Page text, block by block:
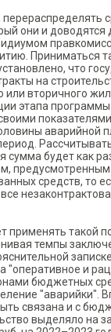
перераспределять
они и доводятся
Приниматься
что
на
или вторичного
этапа
аварийной
сумма будет как
предусмотренным
средств, то
применять такой
темпы
"оперативное и
бюджетных
"аварийки".
связана и с
выделяло на